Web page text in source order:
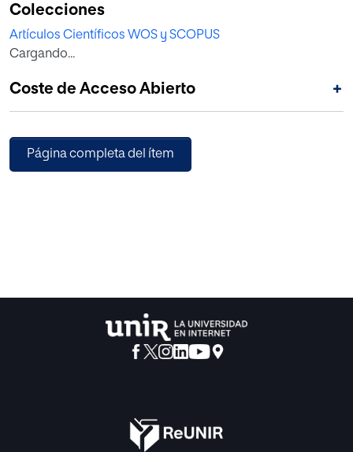
Colecciones
Artículos Científicos WOS y SCOPUS
Cargando...
Coste de Acceso Abierto +
Página completa del ítem